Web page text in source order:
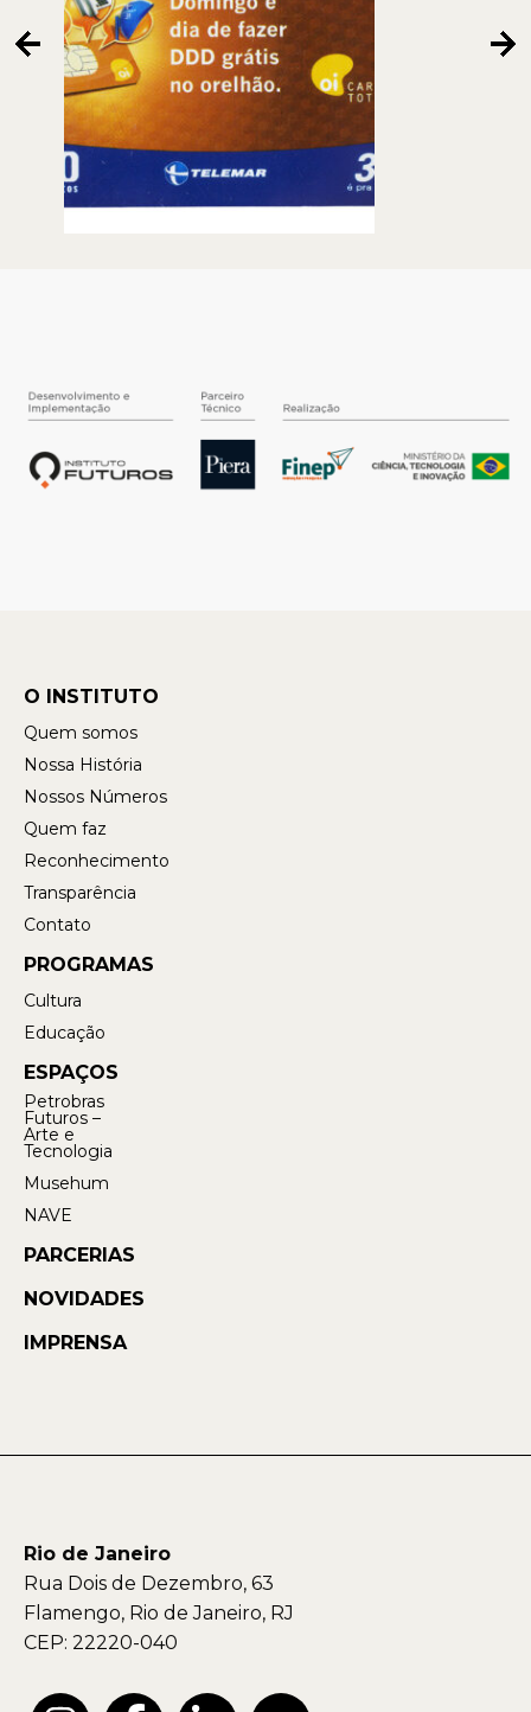
O INSTITUTO
Quem somos
Nossa História
Nossos Números
Quem faz
Reconhecimento
Transparência
Contato
PROGRAMAS
Cultura
Educação
ESPAÇOS
Petrobras
Futuros –
Arte e
Tecnologia
Musehum
NAVE
PARCERIAS
NOVIDADES
IMPRENSA
Rio de Janeiro
Rua Dois de Dezembro, 63
Flamengo, Rio de Janeiro, RJ
CEP: 22220-040